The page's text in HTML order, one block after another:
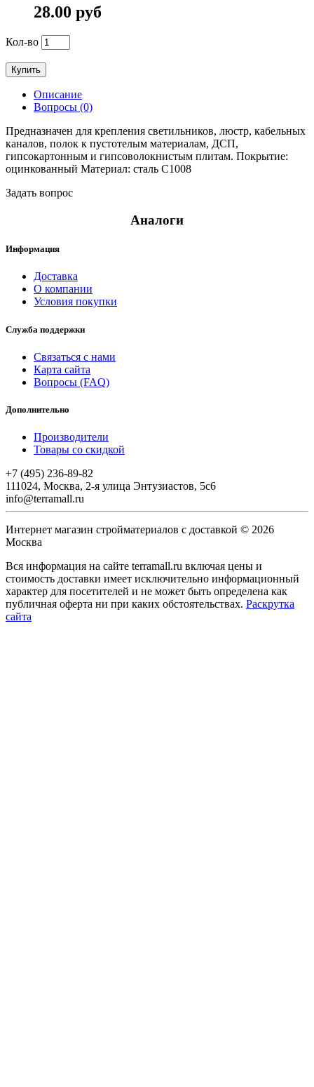
28.00 руб
Кол-во
Купить
Описание
Вопросы (0)
Предназначен для крепления светильников, люстр, кабельных
каналов, полок к пустотелым материалам, ДСП,
гипсокартонным и гипсоволокнистым плитам. Покрытие:
оцинкованный Материал: сталь С1008
Задать вопрос
Аналоги
Информация
Доставка
О компании
Условия покупки
Служба поддержки
Связаться с нами
Карта сайта
Вопросы (FAQ)
Дополнительно
Производители
Товары со скидкой
+7 (495) 236-89-82
111024, Москва, 2-я улица Энтузиастов, 5с6
info@terramall.ru
Интернет магазин стройматериалов с доставкой © 2026
Москва
Вся информация на сайте terramall.ru включая цены и
стоимость доставки имеет исключительно информационный
характер для посетителей и не может быть определена как
публичная оферта ни при каких обстоятельствах. Раскрутка
сайта